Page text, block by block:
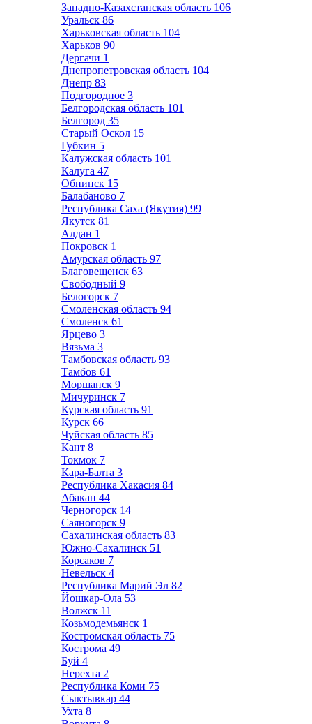
Западно-Казахстанская область 106
Уральск 86
Харьковская область 104
Харьков 90
Дергачи 1
Днепропетровская область 104
Днепр 83
Подгородное 3
Белгородская область 101
Белгород 35
Старый Оскол 15
Губкин 5
Калужская область 101
Калуга 47
Обнинск 15
Балабаново 7
Республика Саха (Якутия) 99
Якутск 81
Алдан 1
Покровск 1
Амурская область 97
Благовещенск 63
Свободный 9
Белогорск 7
Смоленская область 94
Смоленск 61
Ярцево 3
Вязьма 3
Тамбовская область 93
Тамбов 61
Моршанск 9
Мичуринск 7
Курская область 91
Курск 66
Чуйская область 85
Кант 8
Токмок 7
Кара-Балта 3
Республика Хакасия 84
Абакан 44
Черногорск 14
Саяногорск 9
Сахалинская область 83
Южно-Сахалинск 51
Корсаков 7
Невельск 4
Республика Марий Эл 82
Йошкар-Ола 53
Волжск 11
Козьмодемьянск 1
Костромская область 75
Кострома 49
Буй 4
Нерехта 2
Республика Коми 75
Сыктывкар 44
Ухта 8